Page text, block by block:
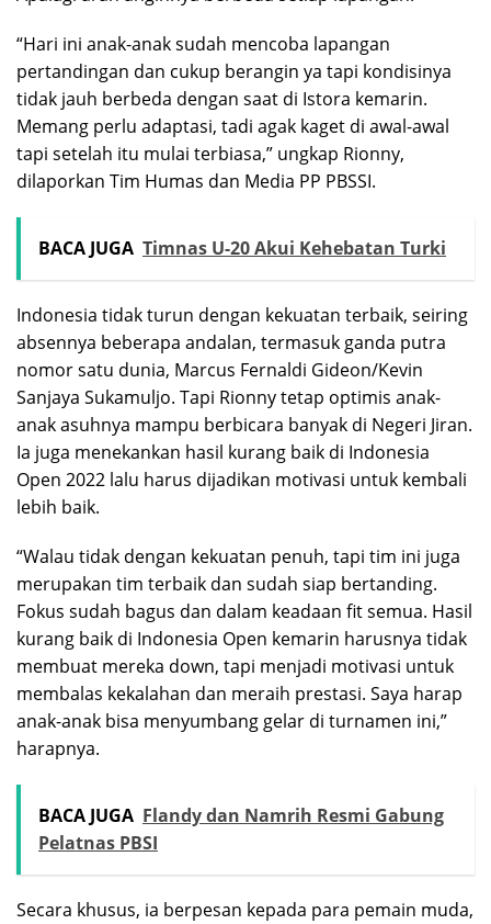
“Hari ini anak-anak sudah mencoba lapangan
pertandingan dan cukup berangin ya tapi kondisinya
tidak jauh berbeda dengan saat di Istora kemarin.
Memang perlu adaptasi, tadi agak kaget di awal-awal
tapi setelah itu mulai terbiasa,” ungkap Rionny,
dilaporkan Tim Humas dan Media PP PBSSI.
BACA JUGA Timnas U-20 Akui Kehebatan Turki
Indonesia tidak turun dengan kekuatan terbaik, seiring
absennya beberapa andalan, termasuk ganda putra
nomor satu dunia, Marcus Fernaldi Gideon/Kevin
Sanjaya Sukamuljo. Tapi Rionny tetap optimis anak-
anak asuhnya mampu berbicara banyak di Negeri Jiran.
Ia juga menekankan hasil kurang baik di Indonesia
Open 2022 lalu harus dijadikan motivasi untuk kembali
lebih baik.
“Walau tidak dengan kekuatan penuh, tapi tim ini juga
merupakan tim terbaik dan sudah siap bertanding.
Fokus sudah bagus dan dalam keadaan fit semua. Hasil
kurang baik di Indonesia Open kemarin harusnya tidak
membuat mereka down, tapi menjadi motivasi untuk
membalas kekalahan dan meraih prestasi. Saya harap
anak-anak bisa menyumbang gelar di turnamen ini,”
harapnya.
BACA JUGA Flandy dan Namrih Resmi Gabung
Pelatnas PBSI
Secara khusus, ia berpesan kepada para pemain muda,